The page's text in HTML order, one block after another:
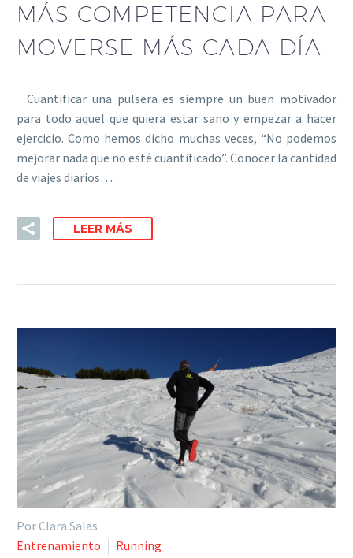
MÁS COMPETENCIA PARA
MOVERSE MÁS CADA DÍA
Cuantificar una pulsera es siempre un buen motivador
para todo aquel que quiera estar sano y empezar a hacer
ejercicio. Como hemos dicho muchas veces, “No podemos
mejorar nada que no esté cuantificado”. Conocer la cantidad
de viajes diarios…
LEER MÁS
Por Clara Salas
Entrenamiento
Running